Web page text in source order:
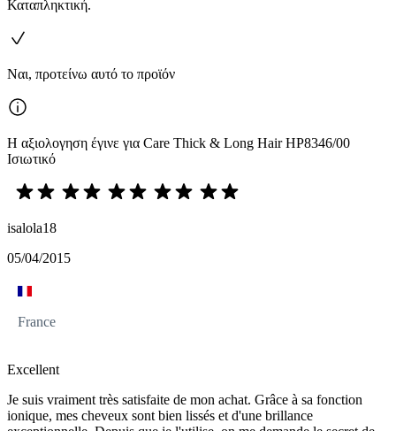
Καταπληκτική.
Ναι, προτείνω αυτό το προϊόν
Η αξιολογηση έγινε για Care Thick & Long Hair HP8346/00
Ισιωτικό
isalola18
05/04/2015
France
Excellent
Je suis vraiment très satisfaite de mon achat. Grâce à sa fonction
ionique, mes cheveux sont bien lissés et d'une brillance